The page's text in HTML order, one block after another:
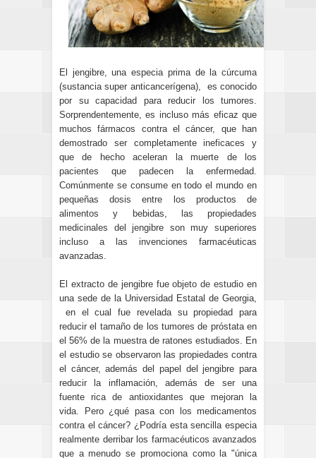
El jengibre, una especia prima de la cúrcuma
(sustancia super anticancerígena), es conocido
por su capacidad para reducir los tumores.
Sorprendentemente, es incluso más eficaz que
muchos fármacos contra el cáncer, que han
demostrado ser completamente ineficaces y
que de hecho aceleran la muerte de los
pacientes que padecen la enfermedad.
Comúnmente se consume en todo el mundo en
pequeñas dosis entre los productos de
alimentos y bebidas, las propiedades
medicinales del jengibre son muy superiores
incluso a las invenciones farmacéuticas
avanzadas.
El extracto de jengibre fueobjeto de estudio en
una sede de la Universidad Estatal de Georgia,
en el cual fue revelada su propiedad para
reducir el tamaño de los tumores de próstata en
el 56% de la muestra de ratones estudiados. En
el estudio se observaron las propiedades contra
el cáncer, además del papel del jengibre para
reducir la inflamación, además de ser una
fuente rica de antioxidantes que mejoran la
vida. Pero ¿qué pasa con los medicamentos
contra el cáncer? ¿Podría esta sencilla especia
realmente derribar los farmacéuticos avanzados
que a menudo se promociona como la "única